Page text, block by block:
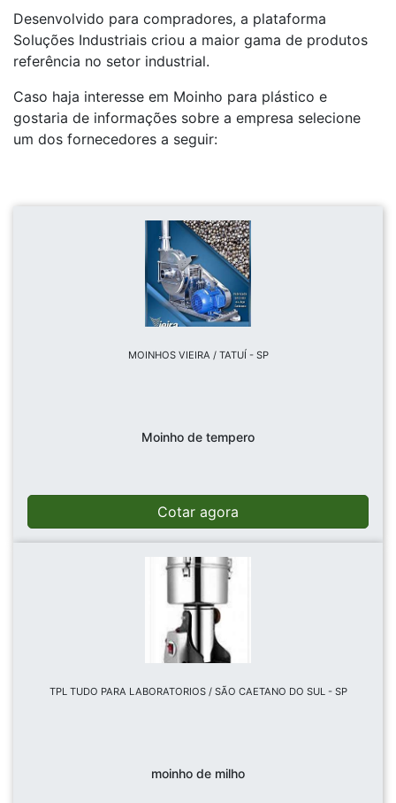
Desenvolvido para compradores, a plataforma
Soluções Industriais criou a maior gama de produtos
referência no setor industrial.
Caso haja interesse em Moinho para plástico e
gostaria de informações sobre a empresa selecione
um dos fornecedores a seguir:
MOINHOS VIEIRA / TATUÍ - SP
Moinho de tempero
Cotar agora
TPL TUDO PARA LABORATORIOS / SÃO CAETANO DO SUL - SP
moinho de milho